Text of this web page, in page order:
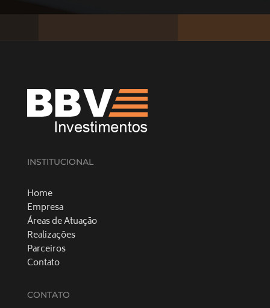
INSTITUCIONAL
Home
Empresa
Áreas de Atuação
Realizações
Parceiros
Contato
CONTATO